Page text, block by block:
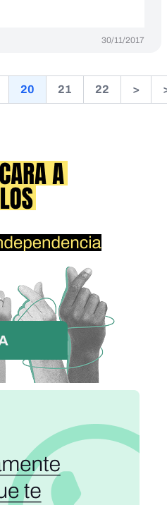
30/11/2017
20 21 22 >